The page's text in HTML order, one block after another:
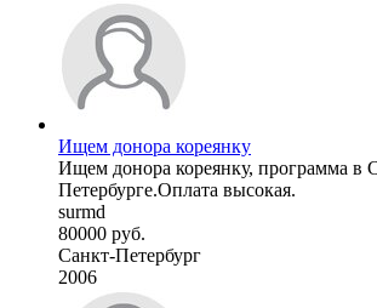
Ищем донора кореянку
Ищем донора кореянку, программа в
Петербурге.Оплата высокая.
surmd
80000 руб.
Санкт-Петербург
2006